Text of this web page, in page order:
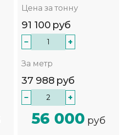
Цена за тонну
91 100 руб
− +
За метр
37 988 руб
− +
56 000 руб